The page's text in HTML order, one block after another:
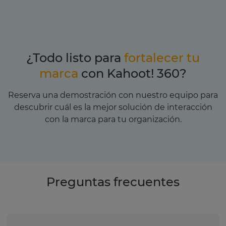
¿Todo listo para fortalecer tu
marca con Kahoot! 360?
Reserva una demostración con nuestro equipo para
descubrir cuál es la mejor solución de interacción
con la marca para tu organización.
Preguntas frecuentes